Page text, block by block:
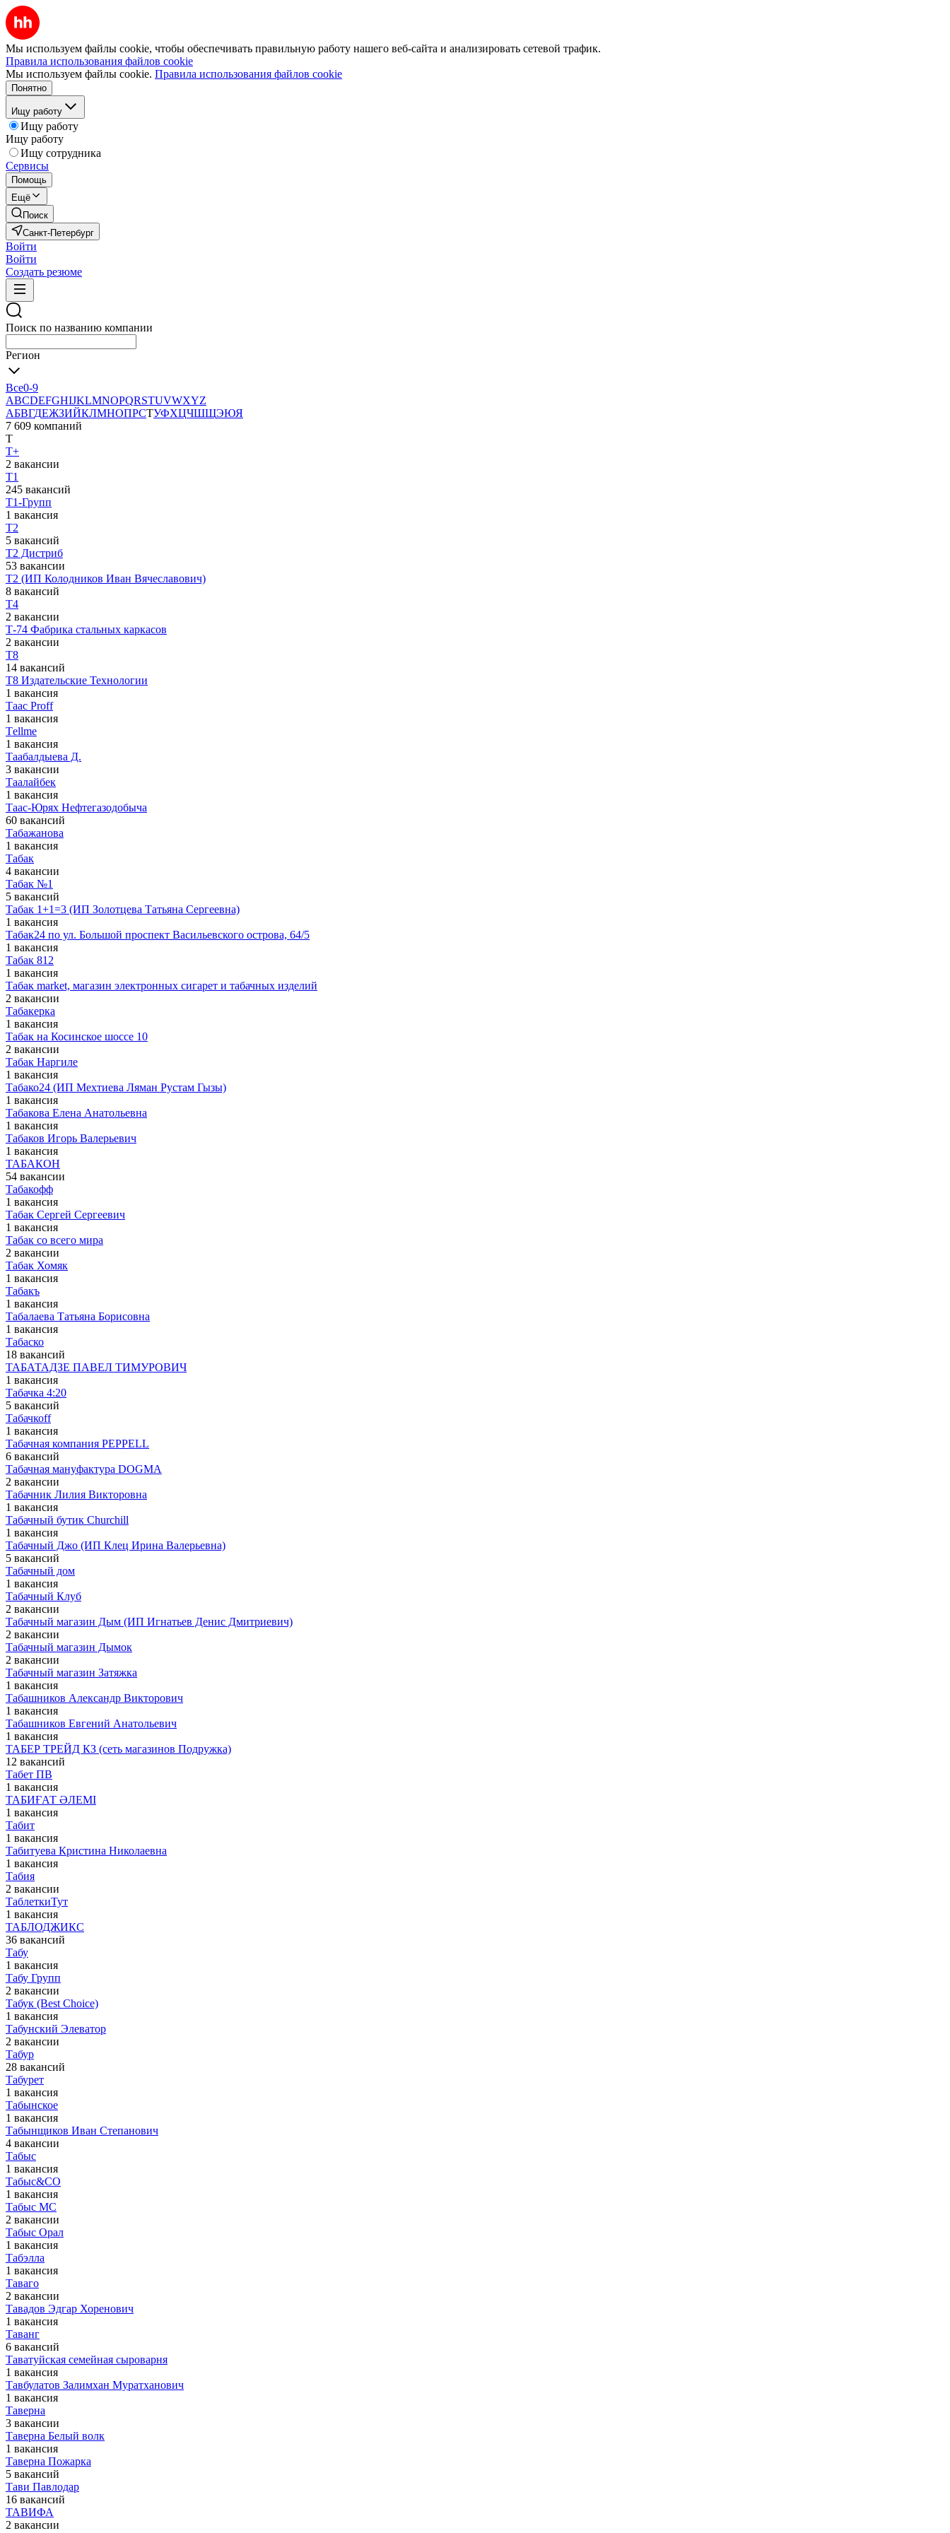
Мы используем файлы cookie, чтобы обеспечивать правильную работу нашего веб-сайта и анализировать сетевой трафик.
Правила использования файлов cookie
Мы используем файлы cookie. Правила использования файлов cookie
Понятно
Ищу работу
Ищу работу
Ищу работу
Ищу сотрудника
Сервисы
Помощь
Ещё
Поиск
Санкт-Петербург
Войти
Войти
Создать резюме
Поиск по названию компании
Регион
Все0-9
ABCDEFGHIJKLMNOPQRSTUVWXYZ
АБВГДЕЖЗИЙКЛМНОПРСТУФХЦЧШЩЭЮЯ
7 609 компаний
Т
Т+
2 вакансии
Т1
245 вакансий
Т1-Групп
1 вакансия
Т2
5 вакансий
Т2 Дистриб
53 вакансии
Т2 (ИП Колодников Иван Вячеславович)
8 вакансий
Т4
2 вакансии
Т-74 Фабрика стальных каркасов
2 вакансии
Т8
14 вакансий
Т8 Издательские Технологии
1 вакансия
Тaac Proff
1 вакансия
Тellme
1 вакансия
Таабалдыева Д.
3 вакансии
Таалайбек
1 вакансия
Таас-Юрях Нефтегазодобыча
60 вакансий
Табажанова
1 вакансия
Табак
4 вакансии
Табак №1
5 вакансий
Табак 1+1=3 (ИП Золотцева Татьяна Сергеевна)
1 вакансия
Табак24 по ул. Большой проспект Васильевского острова, 64/5
1 вакансия
Табак 812
1 вакансия
Табак market, магазин электронных сигарет и табачных изделий
2 вакансии
Табакерка
1 вакансия
Табак на Косинское шоссе 10
2 вакансии
Табак Наргиле
1 вакансия
Табако24 (ИП Мехтиева Ляман Рустам Гызы)
1 вакансия
Табакова Елена Анатольевна
1 вакансия
Табаков Игорь Валерьевич
1 вакансия
ТАБАКОН
54 вакансии
Табакофф
1 вакансия
Табак Сергей Сергеевич
1 вакансия
Табак со всего мира
2 вакансии
Табак Хомяк
1 вакансия
Табакъ
1 вакансия
Табалаева Татьяна Борисовна
1 вакансия
Табаско
18 вакансий
ТАБАТАДЗЕ ПАВЕЛ ТИМУРОВИЧ
1 вакансия
Табачка 4:20
5 вакансий
Табачкоff
1 вакансия
Табачная компания PEPPELL
6 вакансий
Табачная мануфактура DOGMA
2 вакансии
Табачник Лилия Викторовна
1 вакансия
Табачный бутик Churchill
1 вакансия
Табачный Джо (ИП Клец Ирина Валерьевна)
5 вакансий
Табачный дом
1 вакансия
Табачный Клуб
2 вакансии
Табачный магазин Дым (ИП Игнатьев Денис Дмитриевич)
2 вакансии
Табачный магазин Дымок
2 вакансии
Табачный магазин Затяжка
1 вакансия
Табашников Александр Викторович
1 вакансия
Табашников Евгений Анатольевич
1 вакансия
ТАБЕР ТРЕЙД КЗ (сеть магазинов Подружка)
12 вакансий
Табет ПВ
1 вакансия
ТАБИҒАТ ӘЛЕМІ
1 вакансия
Табит
1 вакансия
Табитуева Кристина Николаевна
1 вакансия
Табия
2 вакансии
ТаблеткиТут
1 вакансия
ТАБЛОДЖИКС
36 вакансий
Табу
1 вакансия
Табу Групп
2 вакансии
Табук (Best Choice)
1 вакансия
Табунский Элеватор
2 вакансии
Табур
28 вакансий
Табурет
1 вакансия
Табынское
1 вакансия
Табынщиков Иван Степанович
4 вакансии
Табыс
1 вакансия
Табыс&CO
1 вакансия
Табыс МС
2 вакансии
Табыс Орал
1 вакансия
Табэлла
1 вакансия
Таваго
2 вакансии
Тавадов Эдгар Хоренович
1 вакансия
Таванг
6 вакансий
Таватуйская семейная сыроварня
1 вакансия
Тавбулатов Залимхан Муратханович
1 вакансия
Таверна
3 вакансии
Таверна Белый волк
1 вакансия
Таверна Пожарка
5 вакансий
Тави Павлодар
16 вакансий
ТАВИФА
2 вакансии